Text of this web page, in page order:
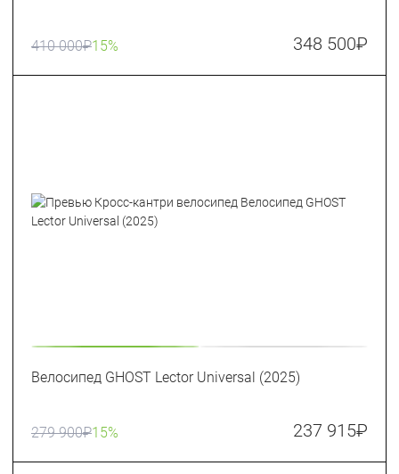
410 000₽15% 348 500₽
Велосипед GHOST Lector Universal (2025)
279 900₽15% 237 915₽